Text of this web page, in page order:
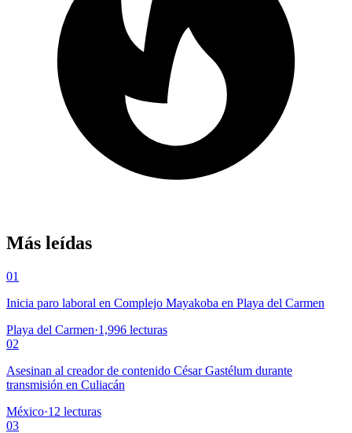
Más leídas
01
Inicia paro laboral en Complejo Mayakoba en Playa del Carmen
Playa del Carmen·1,996 lecturas
02
Asesinan al creador de contenido César Gastélum durante
transmisión en Culiacán
México·12 lecturas
03